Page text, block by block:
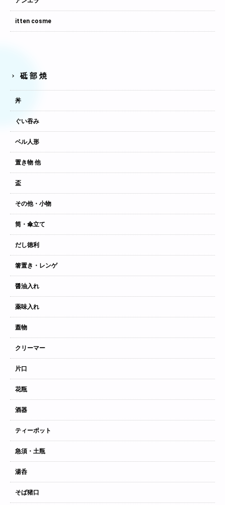
itten cosme
砥部焼
丼
ぐい吞み
ベル人形
置き物 他
盃
その他・小物
筒・傘立て
だし徳利
箸置き・レンゲ
醤油入れ
薬味入れ
蓋物
クリーマー
片口
花瓶
酒器
ティーポット
急須・土瓶
湯呑
そば猪口